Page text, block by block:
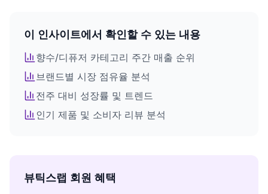
전체 인사이트를 확인하려면
회원가입이 필요합니다
로그인 후 모든 인포그래픽을 이용하세요
로그인
이 인사이트에서 확인할 수 있는 내용
향수/디퓨저 카테고리 주간 매출 순위
브랜드별 시장 점유율 분석
전주 대비 성장률 및 트렌드
인기 제품 및 소비자 리뷰 분석
뷰틱스랩 회원 혜택